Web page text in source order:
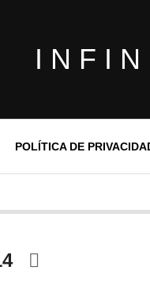
POLÍTICA DE